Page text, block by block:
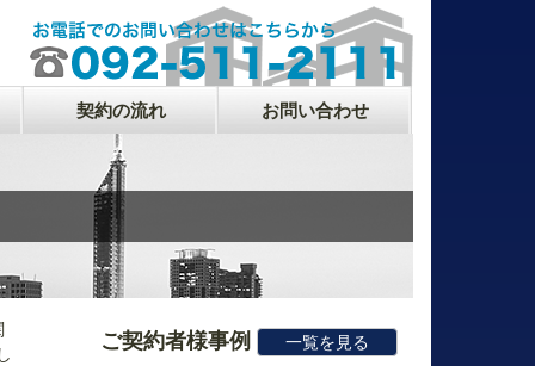
契約の流れ お問い合わせ
ご契約者様事例 一覧を見る